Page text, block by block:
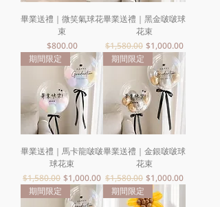
畢業送禮｜微笑氣球花
束
價格
$800.00
畢業送禮｜黑金啵啵球
花束
一般價格
$1,580.00 促銷價格
$1,000.00
期間限定
畢業送禮｜馬卡龍啵啵
球花束
一般價格
$1,580.00 促銷價格
$1,000.00
期間限定
畢業送禮｜金銀啵啵球
花束
一般價格
$1,580.00 促銷價格
$1,000.00
期間限定
期間限定